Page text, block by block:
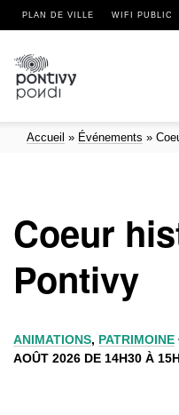
PLAN DE VILLE WIFI PUBLIC
Accueil » Événements »
Coeur
Pontivy
ANIMATIONS, PATRIMOINE
AOÛT 2026 DE 14H30 À